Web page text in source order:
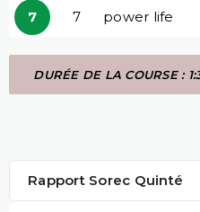
7 7 power life
DURÉE DE LA COURSE :
Rapport Sorec Quinté